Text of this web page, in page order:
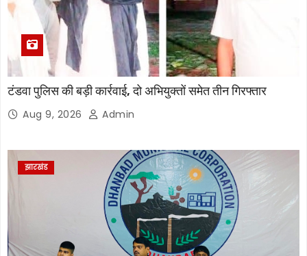
टंडवा पुलिस की बड़ी कार्रवाई, दो अभियुक्तों समेत तीन गिरफ्तार
Aug 9, 2026 Admin
झारखंड